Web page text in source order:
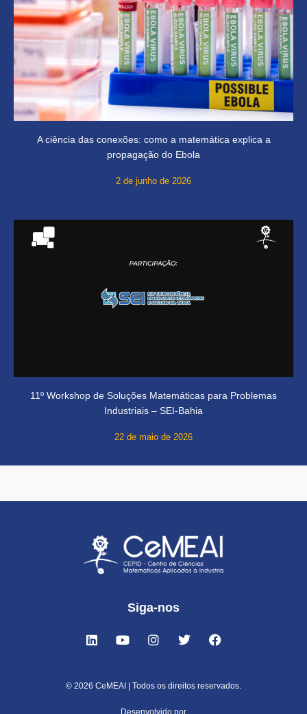
A ciência das conexões: como a matemática explica a
propagação do Ebola
2 de junho de 2026
11º Workshop de Soluções Matemáticas para Problemas
Industriais – SEI-Bahia
22 de maio de 2026
Siga-nos
© 2026 CeMEAI | Todos os direitos reservados.
Desenvolvido por